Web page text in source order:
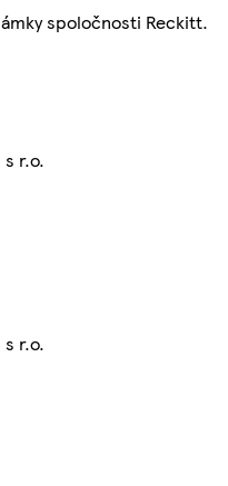
spoločnosti Reckitt.
s r.o.
s r.o.